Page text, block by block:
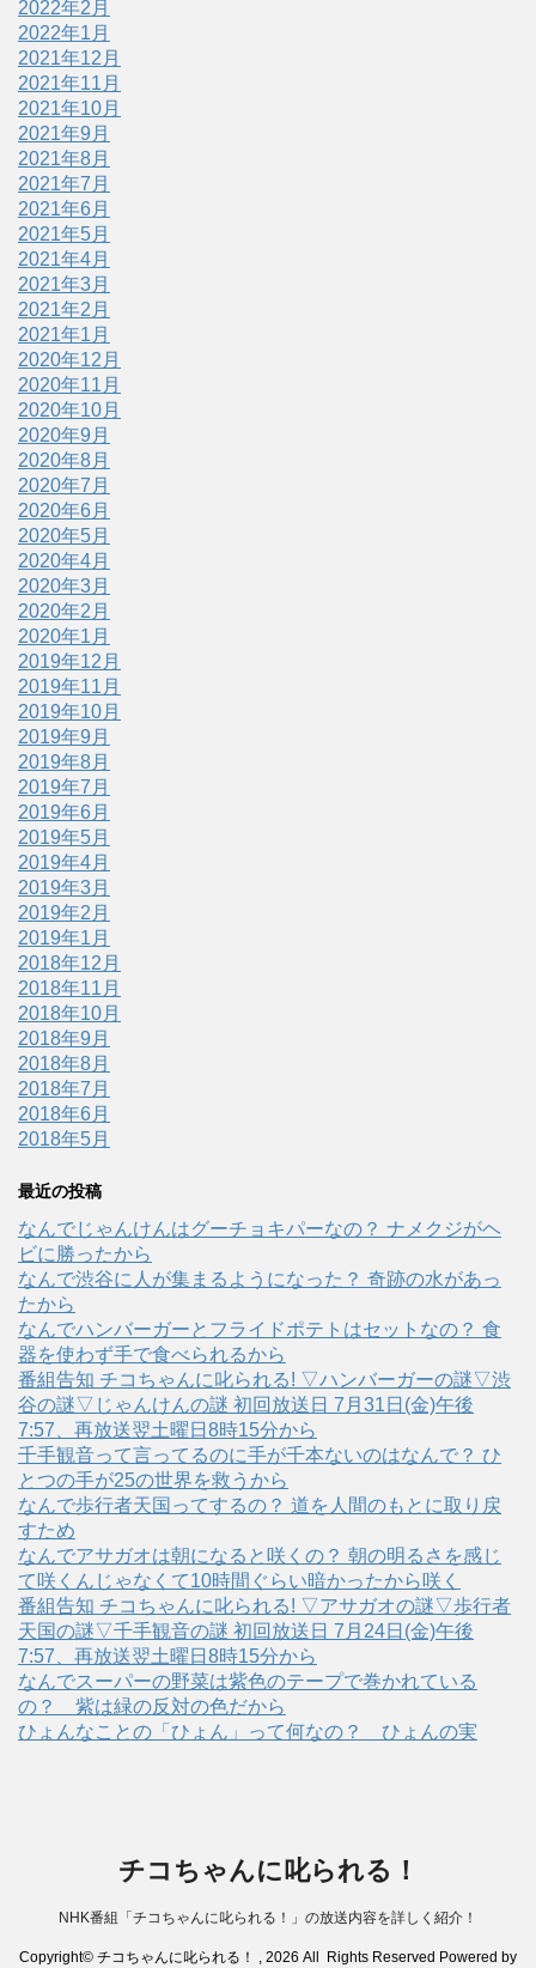
2022年2月
2022年1月
2021年12月
2021年11月
2021年10月
2021年9月
2021年8月
2021年7月
2021年6月
2021年5月
2021年4月
2021年3月
2021年2月
2021年1月
2020年12月
2020年11月
2020年10月
2020年9月
2020年8月
2020年7月
2020年6月
2020年5月
2020年4月
2020年3月
2020年2月
2020年1月
2019年12月
2019年11月
2019年10月
2019年9月
2019年8月
2019年7月
2019年6月
2019年5月
2019年4月
2019年3月
2019年2月
2019年1月
2018年12月
2018年11月
2018年10月
2018年9月
2018年8月
2018年7月
2018年6月
2018年5月
最近の投稿
なんでじゃんけんはグーチョキパーなの？ ナメクジがヘ
ビに勝ったから
なんで渋谷に人が集まるようになった？ 奇跡の水があっ
たから
なんでハンバーガーとフライドポテトはセットなの？ 食
器を使わず手で食べられるから
番組告知 チコちゃんに叱られる! ▽ハンバーガーの謎▽渋
谷の謎▽じゃんけんの謎 初回放送日 7月31日(金)午後
7:57、再放送翌土曜日8時15分から
千手観音って言ってるのに手が千本ないのはなんで？ ひ
とつの手が25の世界を救うから
なんで歩行者天国ってするの？ 道を人間のもとに取り戻
すため
なんでアサガオは朝になると咲くの？ 朝の明るさを感じ
て咲くんじゃなくて10時間ぐらい暗かったから咲く
番組告知 チコちゃんに叱られる! ▽アサガオの謎▽歩行者
天国の謎▽千手観音の謎 初回放送日 7月24日(金)午後
7:57、再放送翌土曜日8時15分から
なんでスーパーの野菜は紫色のテープで巻かれている
の？ 紫は緑の反対の色だから
ひょんなことの「ひょん」って何なの？ ひょんの実
チコちゃんに叱られる！
NHK番組「チコちゃんに叱られる！」の放送内容を詳しく紹介！
Copyright© チコちゃんに叱られる！ , 2026 All Rights Reserved Powered by